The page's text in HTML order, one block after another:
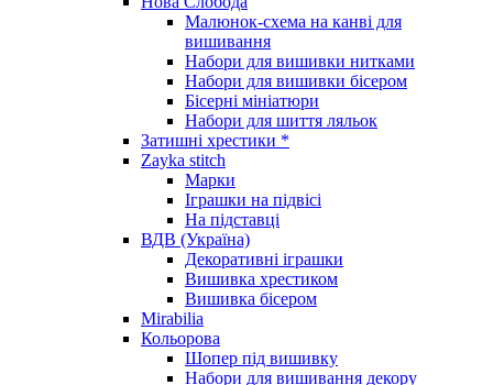
Малюнок-схема на канві для
вишивання
Набори для вишивки нитками
Набори для вишивки бісером
Бісерні мініатюри
Набори для шиття ляльок
Затишні хрестики *
Zayka stitch
Марки
Іграшки на підвісі
На підставці
ВДВ (Україна)
Декоративні іграшки
Вишивка хрестиком
Вишивка бісером
Mirabilia
Кольорова
Шопер під вишивку
Набори для вишивання декору